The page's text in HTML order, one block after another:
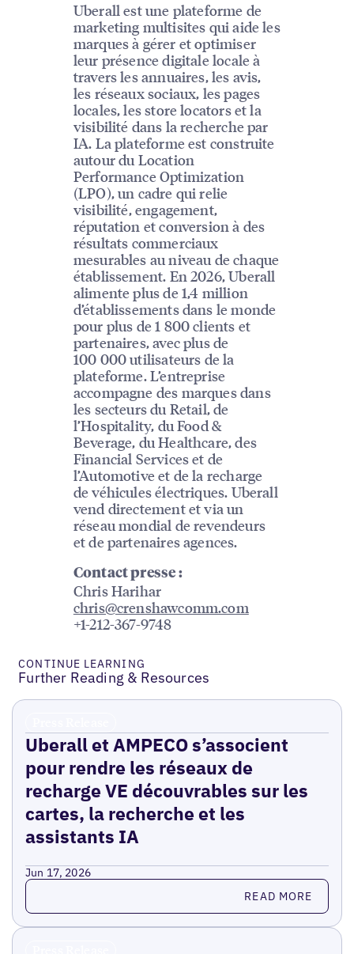
Uberall est une plateforme de
marketing multisites qui aide les
marques à gérer et optimiser
leur présence digitale locale à
travers les annuaires, les avis,
les réseaux sociaux, les pages
locales, les store locators et la
visibilité dans la recherche par
IA. La plateforme est construite
autour du Location
Performance Optimization
(LPO), un cadre qui relie
visibilité, engagement,
réputation et conversion à des
résultats commerciaux
mesurables au niveau de chaque
établissement. En 2026, Uberall
alimente plus de 1,4 million
d’établissements dans le monde
pour plus de 1 800 clients et
partenaires, avec plus de
100 000 utilisateurs de la
plateforme. L’entreprise
accompagne des marques dans
les secteurs du Retail, de
l’Hospitality, du Food &
Beverage, du Healthcare, des
Financial Services et de
l’Automotive et de la recharge
de véhicules électriques. Uberall
vend directement et via un
réseau mondial de revendeurs
et de partenaires agences.
Contact presse :
Chris Harihar
chris@crenshawcomm.com
+1-212-367-9748
CONTINUE LEARNING
Further Reading & Resources
Uberall et AMPECO s’associent
pour rendre les réseaux de
recharge VE découvrables sur les
cartes, la recherche et les
assistants IA
Jun 17, 2026
Read more READ MORE